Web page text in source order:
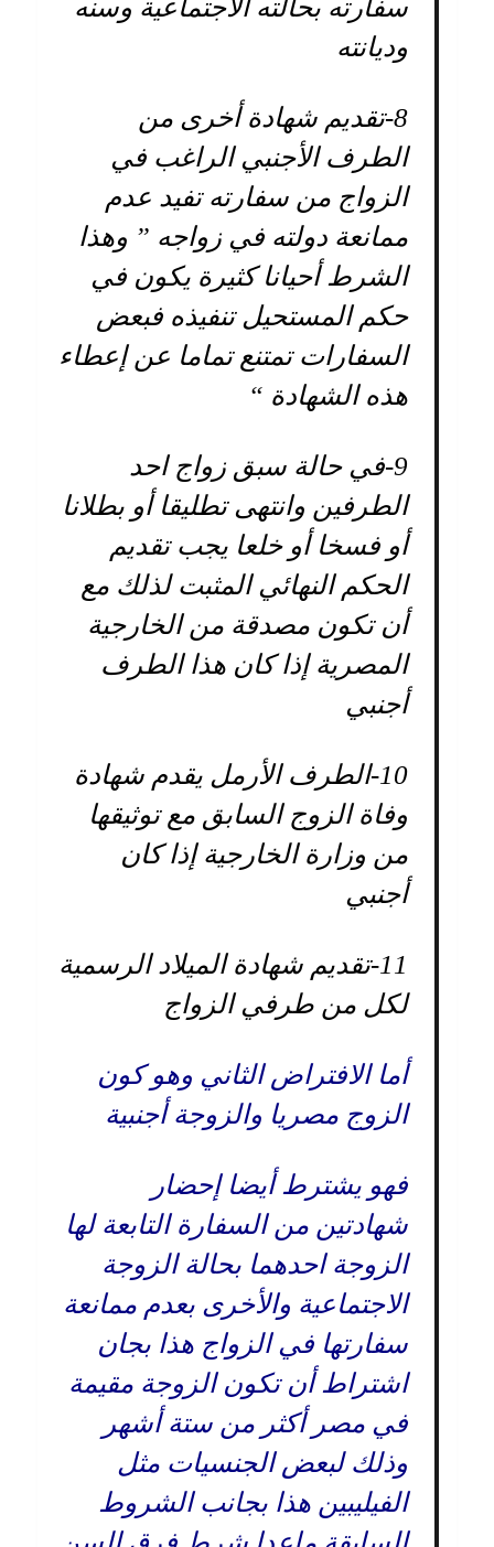
سفارته بحالته الاجتماعية وسنه
وديانته
8- تقديم شهادة أخرى من
الطرف الأجنبي الراغب في
الزواج من سفارته تفيد عدم
ممانعة دولته في زواجه ” وهذا
الشرط أحيانا كثيرة يكون في
حكم المستحيل تنفيذه فبعض
السفارات تمتنع تماما عن إعطاء
هذه الشهادة “
9- في حالة سبق زواج احد
الطرفين وانتهى تطليقا أو بطلانا
أو فسخا أو خلعا يجب تقديم
الحكم النهائي المثبت لذلك مع
أن تكون مصدقة من الخارجية
المصرية إذا كان هذا الطرف
أجنبي
10- الطرف الأرمل يقدم شهادة
وفاة الزوج السابق مع توثيقها
من وزارة الخارجية إذا كان
أجنبي
11- تقديم شهادة الميلاد الرسمية
لكل من طرفي الزواج
أما الافتراض الثاني وهو كون
الزوج مصريا والزوجة أجنبية
فهو يشترط أيضا إحضار
شهادتين من السفارة التابعة لها
الزوجة احدهما بحالة الزوجة
الاجتماعية والأخرى بعدم ممانعة
سفارتها في الزواج هذا بجان
اشتراط أن تكون الزوجة مقيمة
في مصر أكثر من ستة أشهر
وذلك لبعض الجنسيات مثل
الفيليبين هذا بجانب الشروط